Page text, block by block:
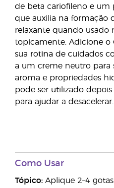
de beta cariofileno e um
que auxilia na formação
relaxante quando usado
topicamente. Adicione o
sua rotina de cuidados
a um creme neutro para
aroma e propriedades
pode ser utilizado depois
para ajudar a desacelerar.
Como Usar
Tópico: Aplique 2–4